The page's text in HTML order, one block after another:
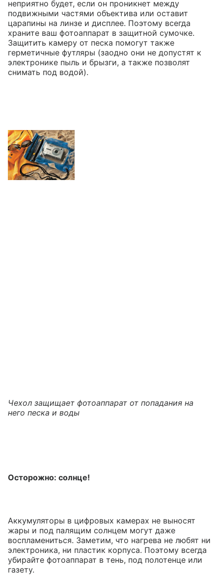
неприятно будет, если он проникнет между
подвижными частями объектива или оставит
царапины на линзе и дисплее. Поэтому всегда
храните ваш фотоаппарат в защитной сумочке.
Защитить камеру от песка помогут также
герметичные футляры (заодно они не допустят к
электронике пыль и брызги, а также позволят
снимать под водой).
Чехол защищает фотоаппарат от попадания на
него песка и воды
Осторожно: солнце!
Аккумуляторы в цифровых камерах не выносят
жары и под палящим солнцем могут даже
воспламениться. Заметим, что нагрева не любят ни
электроника, ни пластик корпуса. Поэтому всегда
убирайте фотоаппарат в тень, под полотенце или
газету.